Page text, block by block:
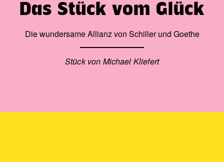
Das Stück vom Glück
Die wundersame Allianz von Schiller und Goethe
Stück von Michael Kliefert